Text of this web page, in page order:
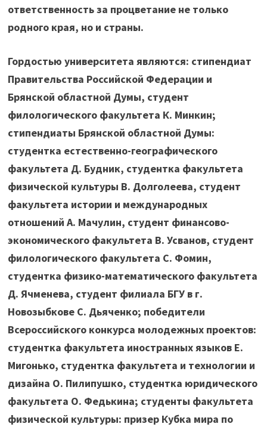
ответственность за процветание не только
родного края, но и страны.
Гордостью университета являются: стипендиат
Правительства Российской Федерации и
Брянской областной Думы, студент
филологического факультета К. Минкин;
стипендиаты Брянской областной Думы:
студентка естественно-географического
факультета Д. Будник, студентка факультета
физической культуры В. Долголеева, студент
факультета истории и международных
отношений А. Мачулин, студент финансово-
экономического факультета В. Усванов, студент
филологического факультета С. Фомин,
студентка физико-математического факультета
Д. Ячменева, студент филиала БГУ в г.
Новозыбкове С. Дьяченко; победители
Всероссийского конкурса молодежных проектов:
студентка факультета иностранных языков Е.
Мигонько, студентка факультета и технологии и
дизайна О. Пилипушко, студентка юридического
факультета О. Федькина; студенты факультета
физической культуры: призер Кубка мира по